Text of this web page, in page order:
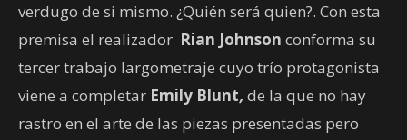
verdugo de si mismo. ¿Quién será quien?. Con esta
premisa el realizador Rian Johnson conforma su
tercer trabajo largometraje cuyo trío protagonista
viene a completar Emily Blunt, de la que no hay
rastro en el arte de las piezas presentadas pero